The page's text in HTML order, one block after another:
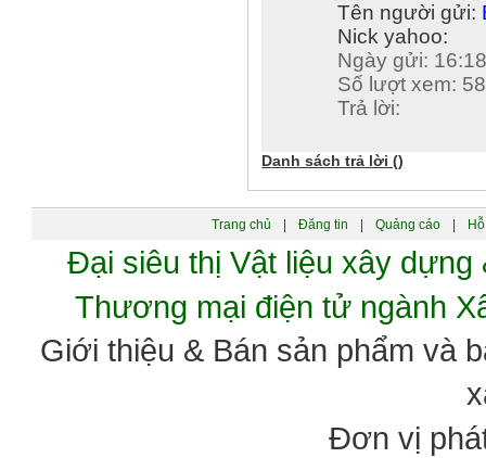
Tên người gửi:
Nick yahoo:
Ngày gửi:
Số lượt xem:
Trả lời:
Danh sách trả lời ()
Trang chủ Đăng tin Quảng cáo
Đại siêu thị Vật liệu xây
Thương mại điện tử ngành
Giới thiệu & Bán sản phẩm và
Đơn vị